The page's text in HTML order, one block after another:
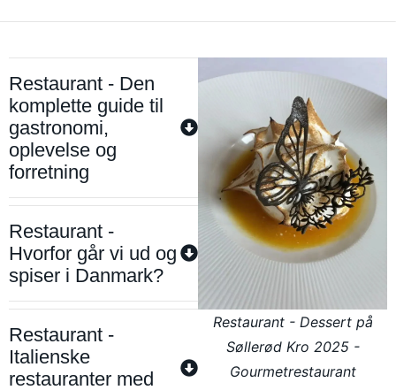
Restaurant - Den
komplette guide til
gastronomi,
oplevelse og
forretning
Restaurant -
Hvorfor går vi ud og
spiser i Danmark?
Restaurant -
Italienske
restauranter med
Restaurant - Dessert på
Søllerød Kro 2025 -
Gourmetrestaurant